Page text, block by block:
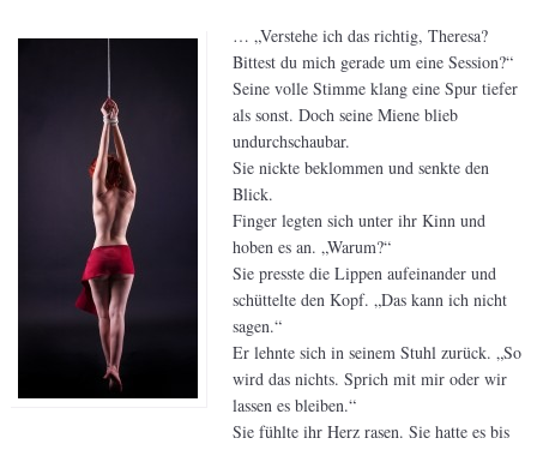
… „Verstehe ich das richtig, Theresa?
Bittest du mich gerade um eine Session?“
Seine volle Stimme klang eine Spur tiefer
als sonst. Doch seine Miene blieb
undurchschaubar.
Sie nickte beklommen und senkte den
Blick.
Finger legten sich unter ihr Kinn und
hoben es an. „Warum?“
Sie presste die Lippen aufeinander und
schüttelte den Kopf. „Das kann ich nicht
sagen.“
Er lehnte sich in seinem Stuhl zurück. „So
wird das nichts. Sprich mit mir oder wir
lassen es bleiben.“
Sie fühlte ihr Herz rasen. Sie hatte es bis